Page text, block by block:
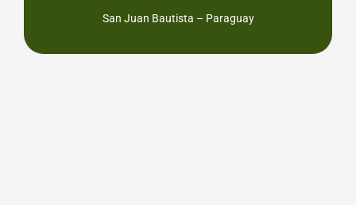
San Juan Bautista – Paraguay